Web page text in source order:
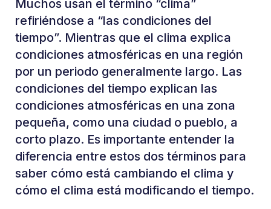
Muchos usan el término “clima”
refiriéndose a “las condiciones del
tiempo”. Mientras que el clima explica
condiciones atmosféricas en una región
por un periodo generalmente largo. Las
condiciones del tiempo explican las
condiciones atmosféricas en una zona
pequeña, como una ciudad o pueblo, a
corto plazo. Es importante entender la
diferencia entre estos dos términos para
saber cómo está cambiando el clima y
cómo el clima está modificando el tiempo.